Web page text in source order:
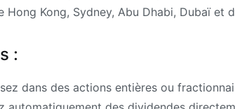
Hong Kong, Sydney, Abu Dhabi, Dubaï et
:
dans des actions entières ou